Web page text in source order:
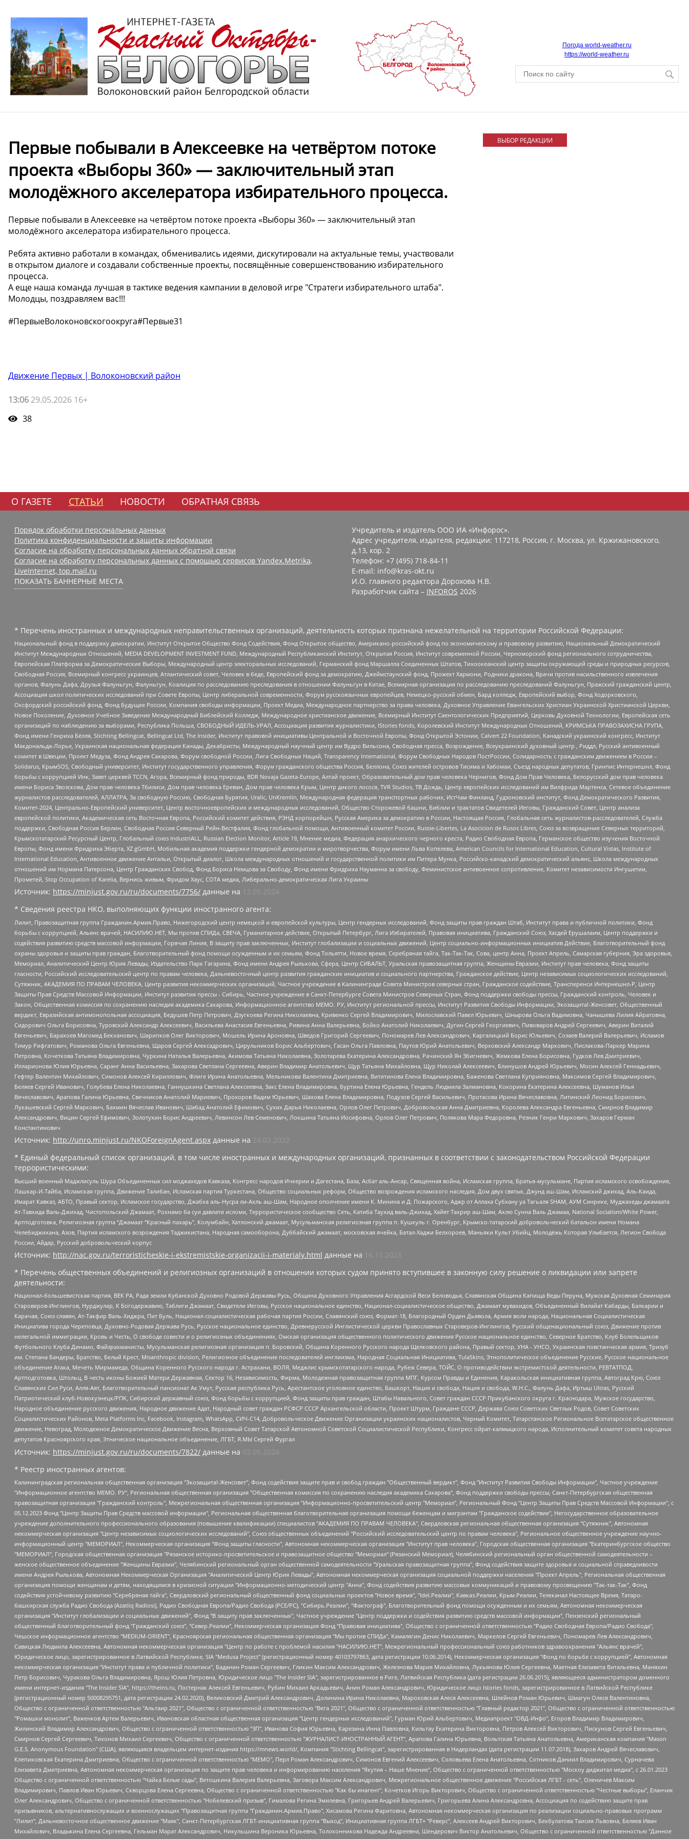
Погода world-weather.ru
https://world-weather.ru
Первые побывали в Алексеевке на четвёртом потоке
проекта «Выборы 360» — заключительный этап
молодёжного акселератора избирательного процесса.
Первые побывали в Алексеевке на четвёртом потоке проекта «Выборы 360» — заключительный этап
молодёжного акселератора избирательного процесса.
Ребята активно работали в командах, обменивались идеями, дискутировали на актуальные темы, участвовали
в открытом диалоге и создавали собственные проекты, посвящённые совершенствованию избирательного
процесса.
А еще наша команда лучшая в тактике ведения кампании в деловой игре "Стратеги избирательного штаба".
Молодцы, поздравляем вас!!!
#ПервыеВолоконовскогоокруга#Первые31
Движение Первых | Волоконовский район
13:06 29.05.2026 16+
38
ВЫБОР РЕДАКЦИИ
О ГАЗЕТЕ СТАТЬИ НОВОСТИ ОБРАТНАЯ СВЯЗЬ
Порядок обработки персональных данных
Политика конфиденциальности и защиты информации
Согласие на обработку персональных данных обратной связи
Согласие на обработку персональных данных с помощью сервисов Yandex.Metrika,
LiveInternet, top.mail.ru
ПОКАЗАТЬ БАННЕРНЫЕ МЕСТА
Учредитель и издатель ООО ИА «Инфорос».
Адрес учредителя, издателя, редакции: 117218, Россия, г. Москва, ул. Кржижановского,
д.13, кор. 2
Телефон: +7 (495) 718-84-11
E-mail: info@kras-okt.ru
И.О. главного редактора Дорохова Н.В.
Разработчик сайта – INFOROS 2026
* Перечень иностранных и международных неправительственных организаций, деятельность которых признана нежелательной на территории Российской Федерации:
Национальный фонд в поддержку демократии, Институт Открытое Общество Фонд Содействия, Фонд Открытое общество, Американо-российский фонд по экономическому и правовому развитию, Национальный Демократический
Институт Международных Отношений, MEDIA DEVELOPMENT INVESTMENT FUND, Международный Республиканский Институт, Открытая Россия, Институт современной России, Черноморский фонд регионального сотрудничества,
Европейская Платформа за Демократические Выборы, Международный центр электоральных исследований, Германский фонд Маршалла Соединенных Штатов, Тихоокеанский центр защиты окружающей среды и природных ресурсов,
Свободная Россия, Всемирный конгресс украинцев, Атлантический совет, Человек в беде, Европейский фонд за демократию, Джеймстаунский фонд, Прожект Хармони, Родники дракона, Врачи против насильственного извлечения
органов, Фалунь Дафа, Друзья Фалуньгун, Фалуньгун, Коалиция по расследованию преследования в отношении Фалуньгун в Китае, Всемирная организация по расследованию преследований Фалуньгун, Пражский гражданский центр,
Ассоциация школ политических исследований при Совете Европы, Центр либеральной современности, Форум русскоязычных европейцев, Немецко-русский обмен, Бард колледж, Европейский выбор, Фонд Ходорковского,
Оксфордский российский фонд, Фонд Будущее России, Компания свободы информации, Проект Медиа, Международное партнерство за права человека, Духовное Управление Евангельских Христиан Украинской Христианской Церкви,
Новое Поколение, Духовное Учебное Заведение Международный Библейский Колледж, Международное христианское движение, Всемирный Институт Саентологических Предприятий, Церковь Духовной Технологии, Европейская сеть
организаций по наблюдению за выборами, Республика Польша, СВОБОДНЫЙ ИДЕЛЬ-УРАЛ, Ассоциация развития журналистики, IStories fonds, Королевский Институт Международных Отношений, КРИМСЬКА ПРАВОЗАХИСНА ГРУПА,
Фонд имени Генриха Бёлля, Stichting Bellingcat, Bellingcat Ltd, The Insider, Институт правовой инициативы Центральной и Восточной Европы, Фонд Открытой Эстонии, Calvert 22 Foundation, Канадский украинский конгресс, Институт
Макдональда-Лорье, Украинская национальная федерация Канады, Декабристы, Международный научный центр им Вудро Вильсона, Свободная пресса, Возрождение, Всеукраинский духовный центр , Риддл, Русский антивоенный
комитет в Швеции, Проект Медуза, Фонд Андрея Сахарова, Форум свободной России, Лига Свободных Наций, Transparеncy International, Форум Свободных Народов ПостРоссии, Солидарность с гражданским движением в России –
Solidarus, КрымSOS, Свободный университет, Институт государственного управления, Форум гражданского общества Россия, Беллона, Союз жителей островов Тисима и Хабомаи, Съезд народных депутатов, Гринпис Интернешнл, Фонд
борьбы с коррупцией Инк, Завет церквей TCCN, Агора, Всемирный фонд природы, BDR Novaja Gazeta-Europe, Алтай проект, Образовательный дом прав человека Чернигов, Фонд Дом Прав Человека, Белорусский дом прав человека
имени Бориса Звозскова, Дом прав человека Тбилиси, Дом прав человека Ереван, Дом прав человека Крым, Центр дикого лосося, TVR Studios, ТВ Дождь, Центр европейских исследований им Вилфрида Мартенса, Сетевое объединение
журналистов расследователей, АЛЛАТРА, За свободную Россию, Свободная Бурятия, Uralic, UnKremlin, Международная федерация транспортных рабочих, ИстЧам Финланд, Гудзоновский институт, Фонд Демократического Развития,
Комитет-2024, Центрально-Европейский университет, Центр восточноевропейских и международных исследований, Общество Сторожевой башни, Библии и трактатов Свидетелей Иеговы, Гражданский Совет, Центр анализа
европейской политики, Академическая сеть Восточная Европа, Российский комитет действия, РЭНД корпорейшн, Русская Америка за демократию в России, Настоящая Россия, Глобальная сеть журналистов-расследователей, Служба
поддержки, Свободная Россия Берлин, Свободная Россия Северный Рейн-Вестфалия, Фонд глобальной помощи, Антивоенный комитет России, Russie-Libertes, La Asocicion de Rusos Libres, Союз за возвращение Северных территорий,
Крымскотатарский Ресурсный Центр, Глобальный союз IndustriALL, Russian Election Monitor, Article 19, Мнение медиа, Федерация анархического черного креста, Радио Свободная Европа, Германское общество изучения Восточной
Европы, Фонд имени Фридриха Эберта, XZ gGmbH, Мобильная академия поддержки гендерной демократии и миротворчества, Форум имени Льва Копелева, American Councils for International Education, Cultural Vistas, Institute of
International Education, Антивоенное движение Антальи, Открытый диалог, Школа международных отношений и государственной политики им Питера Мунка, Российско-канадский демократический альянс, Школа международных
отношений им Нормана Патерсона, Центр Гражданских Свобод, Фонд Бориса Немцова за Свободу, Фонд имени Фридриха Науманна за свободу, Феминистское антивоенное сопротивление, Комитет независимости Ингушетии,
Прометей, Stop Occupation of Karelia, Вернись живым, Фридом Хаус, СОТА медиа, Либерально-демократическая Лига Украины
Источник: https://minjust.gov.ru/ru/documents/7756/ данные на
13.05.2024
* Сведения реестра НКО, выполняющих функции иностранного агента:
Лилит, Правозащитная группа Гражданин.Армия.Право, Нижегородский центр немецкой и европейской культуры, Центр гендерных исследований, Фонд защиты прав граждан Штаб, Институт права и публичной политики, Фонд
борьбы с коррупцией, Альянс врачей, НАСИЛИЮ.НЕТ, Мы против СПИДа, СВЕЧА, Гуманитарное действие, Открытый Петербург, Лига Избирателей, Правовая инициатива, Гражданский Союз, Хасдей Ерушалаим, Центр поддержки и
содействия развитию средств массовой информации, Горячая Линия, В защиту прав заключенных, Институт глобализации и социальных движений, Центр социально-информационных инициатив Действие, Благотворительный фонд
охраны здоровья и защиты прав граждан, Благотворительный фонд помощи осужденным и их семьям, Фонд Тольятти, Новое время, Серебряная тайга, Так-Так-Так, Сова, центр Анна, Проект Апрель, Самарская губерния, Эра здоровья,
Мемориал, Аналитический Центр Юрия Левады, Издательство Парк Гагарина, Фонд имени Андрея Рылькова, Сфера, Центр СИБАЛЬТ, Уральская правозащитная группа, Женщины Евразии, Институт прав человека, Фонд защиты
гласности, Российский исследовательский центр по правам человека, Дальневосточный центр развития гражданских инициатив и социального партнерства, Гражданское действие, Центр независимых социологических исследований,
Сутяжник, АКАДЕМИЯ ПО ПРАВАМ ЧЕЛОВЕКА, Центр развития некоммерческих организаций, Частное учреждение в Калининграде Совета Министров северных стран, Гражданское содействие, Трансперенси Интернешнл-Р, Центр
Защиты Прав Средств Массовой Информации, Институт развития прессы - Сибирь, Частное учреждение в Санкт-Петербурге Совета Министров Северных Стран, Фонд поддержки свободы прессы, Гражданский контроль, Человек и
Закон, Общественная комиссия по сохранению наследия академика Сахарова, Информационное агентство МЕМО. РУ, Институт региональной прессы, Институт Развития Свободы Информации, Экозащита!-Женсовет, Общественный
вердикт, Евразийская антимонопольная ассоциация, Бедушев Петр Петрович, Дзугкоева Регина Николаевна, Кривенко Сергей Владимирович, Милославский Павел Юрьевич, Шнырова Ольга Вадимовна, Чанышева Лилия Айратовна,
Сидорович Ольга Борисовна, Туровский Александр Алексеевич, Васильева Анастасия Евгеньевна, Ривина Анна Валерьевна, Бойко Анатолий Николаевич, Дугин Сергей Георгиевич, Пивоваров Андрей Сергеевич, Аверин Виталий
Евгеньевич, Барахоев Магомед Бекханович, Шарипков Олег Викторович, Мошель Ирина Ароновна, Шведов Григорий Сергеевич, Пономарев Лев Александрович, Каргалицкий Борис Юльевич, Созаев Валерий Валерьевич, Исламов
Тимур Рифгатович, Романова Ольга Евгеньевна, Щаров Сергей Алексадрович, Цирульников Борис Альбертович, Гасан Ольга Павловна, Паутов Юрий Анатольевич, Верховский Александр Маркович, Пислакова-Паркер Марина
Петровна, Кочеткова Татьяна Владимировна, Чуркина Наталья Валерьевна, Акимова Татьяна Николаевна, Золотарева Екатерина Александровна, Рачинский Ян Збигневич, Жемкова Елена Борисовна, Гудков Лев Дмитриевич,
Илларионова Юлия Юрьевна, Саранг Анна Васильевна, Захарова Светлана Сергеевна, Аверин Владимир Анатольевич, Щур Татьяна Михайловна, Щур Николай Алексеевич, Блинушов Андрей Юрьевич, Мосин Алексей Геннадьевич,
Гефтер Валентин Михайлович, Симонов Алексей Кириллович, Флиге Ирина Анатольевна, Мельникова Валентина Дмитриевна, Вититинова Елена Владимировна, Баженова Светлана Куприяновна, Максимов Сергей Владимирович,
Беляев Сергей Иванович, Голубева Елена Николаевна, Ганнушкина Светлана Алексеевна, Закс Елена Владимировна, Буртина Елена Юрьевна, Гендель Людмила Залмановна, Кокорина Екатерина Алексеевна, Шуманов Илья
Вячеславович, Арапова Галина Юрьевна, Свечников Анатолий Мариевич, Прохоров Вадим Юрьевич, Шахова Елена Владимировна, Подузов Сергей Васильевич, Протасова Ирина Вячеславовна, Литинский Леонид Борисович,
Лукашевский Сергей Маркович, Бахмин Вячеслав Иванович, Шабад Анатолий Ефимович, Сухих Дарья Николаевна, Орлов Олег Петрович, Добровольская Анна Дмитриевна, Королева Александра Евгеньевна, Смирнов Владимир
Александрович, Вицин Сергей Ефимович, Золотухин Борис Андреевич, Левинсон Лев Семенович, Локшина Татьяна Иосифовна, Орлов Олег Петрович, Полякова Мара Федоровна, Резник Генри Маркович, Захаров Герман
Константинович
Источник: http://unro.minjust.ru/NKOForeignAgent.aspx данные на 24.03.2022
* Единый федеральный список организаций, в том числе иностранных и международных организаций, признанных в соответствии с законодательством Российской Федерации
террористическими:
Высший военный Маджлисуль Шура Объединенных сил моджахедов Кавказа, Конгресс народов Ичкерии и Дагестана, База, Асбат аль-Ансар, Священная война, Исламская группа, Братья-мусульмане, Партия исламского освобождения,
Лашкар-И-Тайба, Исламская группа, Движение Талибан, Исламская партия Туркестана, Общество социальных реформ, Общество возрождения исламского наследия, Дом двух святых, Джунд аш-Шам, Исламский джихад, Аль-Каида,
Имарат Кавказ, АБТО, Правый сектор, Исламское государство, Джабха аль-Нусра ли-Ахль аш-Шам, Народное ополчение имени К. Минина и Д. Пожарского, Аджр от Аллаха Субхану уа Тагьаля SHAM, АУМ Синрике, Муджахеды джамаата
Ат-Тавхида Валь-Джихад, Чистопольский Джамаат, Рохнамо ба суи давлати исломи, Террористическое сообщество Сеть, Катиба Таухид валь-Джихад, Хайят Тахрир аш-Шам, Ахлю Сунна Валь Джамаа, National Socialism/White Power,
Артподготовка, Религиозная группа “Джамаат “Красный пахарь”, Колумбайн, Хатлонский джамаат, Мусульманская религиозная группа п. Кушкуль г. Оренбург, Крымско-татарский добровольческий батальон имени Номана
Челебиджихана, Азов, Партия исламского возрождения Таджикистана, Народная самооборона, Дуббайский джамаат, московская ячейка, Батал-Хаджи Белхороев, Маньяки Культ Убийц, Молодёжь Которая Улыбается, Легион Свобода
России, Айдар, Русский добровольческий корпус
Источник: http://nac.gov.ru/terroristicheskie-i-ekstremistskie-organizacii-i-materialy.html данные на
16.11.2023
* Перечень общественных объединений и религиозных организаций в отношении которых судом принято вступившее в законную силу решение о ликвидации или запрете
деятельности:
Национал-большевистская партия, ВЕК РА, Рада земли Кубанской Духовно Родовой Державы Русь, Община Духовного Управления Асгардской Веси Беловодья, Славянская Община Капища Веды Перуна, Мужская Духовная Семинария
Староверов-Инглингов, Нурджулар, К Богодержавию, Таблиги Джамаат, Свидетели Иеговы, Русское национальное единство, Национал-социалистическое общество, Джамаат мувахидов, Объединенный Вилайат Кабарды, Балкарии и
Карачая, Союз славян, Ат-Такфир Валь-Хиджра, Пит Буль, Национал-социалистическая рабочая партия России, Славянский союз, Формат-18, Благородный Орден Дьявола, Армия воли народа, Национальная Социалистическая
Инициатива города Череповца, Духовно-Родовая Держава Русь, Русское национальное единство, Древнерусской Инглистической церкви Православных Староверов-Инглингов, Русский общенациональный союз, Движение против
нелегальной иммиграции, Кровь и Честь, О свободе совести и о религиозных объединениях, Омская организация общественного политического движения Русское национальное единство, Северное Братство, Клуб Болельщиков
Футбольного Клуба Динамо, Файзрахманисты, Мусульманская религиозная организация п. Боровский, Община Коренного Русского народа Щелковского района, Правый сектор, УНА - УНСО, Украинская повстанческая армия, Тризуб
им. Степана Бандеры, Братство, Белый Крест, Misanthropic division, Религиозное объединение последователей инглиизма, Народная Социальная Инициатива, TulaSkins, Этнополитическое объединение Русские, Русское национальное
объединение Атака, Мечеть Мирмамеда, Община Коренного Русского народа г. Астрахани, ВОЛЯ, Меджлис крымскотатарского народа, Рубеж Севера, ТОЙС, О противодействии экстремистской деятельности, РЕВТАТПОД,
Артподготовка, Штольц, В честь иконы Божией Матери Державная, Сектор 16, Независимость, Фирма, Молодежная правозащитная группа МПГ, Курсом Правды и Единения, Каракольская инициативная группа, Автоград Крю, Союз
Славянских Сил Руси, Алля-Аят, Благотворительный пансионат Ак Умут, Русская республика Русь, Арестантское уголовное единство, Башкорт, Нация и свобода, Нация и свобода, W.H.С., Фалунь Дафа, Иртыш Ultras, Русский
Патриотический клуб-Новокузнецк/РПК, Сибирский державный союз, Фонд борьбы с коррупцией, Фонд защиты прав граждан, Штабы Навального, Совет граждан СССР Прикубанского округа г. Краснодара, Мужское государство,
Народное объединение русского движения, Народное движение Адат, Народный совет граждан РСФСР СССР Архангельской области, Проект Штурм, Граждане СССР, Держава Союз Советских Светлых Родов, Совет Советских
Социалистических Районов, Meta Platforms Inc, Facebook, Instagram, WhatsApp, СИЧ-С14, Добровольческое Движение Организации украинских националистов, Черный Комитет, Татарстанское Региональное Всетатарское общественное
движение, Невоград, Молодежное Демократическое Движение Весна, Верховный Совет Татарской Автономной Советской Социалистической Республики, Конгресс ойрат-калмыцкого народа, Исполнительный комитет совета народных
депутатов Красноярского края, Этническое национальное объединение, ЛГБТ, Я.МЫ Сергей Фургал
Источник: https://minjust.gov.ru/ru/documents/7822/ данные на 03.05.2024
* Реестр иностранных агентов:
Калининградская региональная общественная организация "Экозащита!-Женсовет", Фонд содействия защите прав и свобод граждан "Общественный вердикт", Фонд "Институт Развития Свободы Информации", Частное учреждение "Информационное агентство МЕМО. РУ", Региональная общественная организация "Общественная комиссия по сохранению наследия академика Сахарова", Фонд поддержки свободы прессы, Санкт-Петербургская общественная правозащитная организация "Гражданский контроль", Межрегиональная общественная организация "Информационно-просветительский центр "Мемориал", Региональный Фонд "Центр Защиты Прав Средств Массовой Информации", с 05.12.2023 Фонд "Центр Защиты Прав Средств массовой информации", Региональная общественная благотворительная организация помощи беженцам и мигрантам "Гражданское содействие", Негосударственное образовательное учреждение дополнительного профессионального образования (повышение квалификации) специалистов "АКАДЕМИЯ ПО ПРАВАМ ЧЕЛОВЕКА", Свердловская региональная общественная организация "Сутяжник", Автономная некоммерческая организация "Центр независимых социологических исследований", Союз общественных объединений "Российский исследовательский центр по правам человека", Региональное общественное учреждение научно-информационный центр "МЕМОРИАЛ", Некоммерческая организация "Фонд защиты гласности", Автономная некоммерческая организация "Институт прав человека", Городская общественная организация "Екатеринбургское общество "МЕМОРИАЛ", Городская общественная организация "Рязанское историко-просветительское и правозащитное общество "Мемориал" (Рязанский Мемориал), Челябинский региональный орган общественной самодеятельности – женское общественное объединение "Женщины Евразии", Челябинский региональный орган общественной самодеятельности "Уральская правозащитная группа", Фонд содействия защите здоровья и социальной справедливости имени Андрея Рылькова, Автономная Некоммерческая Организация "Аналитический Центр Юрия Левады", Автономная некоммерческая организация социальной поддержки населения "Проект Апрель", Региональная общественная организация помощи женщинам и детям, находящимся в кризисной ситуации "Информационно-методический центр "Анна", Фонд содействия развитию массовых коммуникаций и правовому просвещению "Так-так-Так", Фонд содействия устойчивому развитию "Серебряная тайга", Свердловский региональный общественный фонд социальных проектов "Новое время", "Idel.Реалии", Кавказ.Реалии, Крым.Реалии, Телеканал Настоящее Время, Татаро-башкирская служба Радио Свобода (Azatliq Radiosi), Радио Свободная Европа/Радио Свобода (PCE/PC), "Сибирь.Реалии", "Фактограф", Благотворительный фонд помощи осужденным и их семьям, Автономная некоммерческая организация "Институт глобализации и социальных движений", Фонд "В защиту прав заключенных", Частное учреждение "Центр поддержки и содействия развитию средств массовой информации", Пензенский региональный общественный благотворительный фонд "Гражданский союз", "Север.Реалии", Некоммерческая организация Фонд "Правовая инициатива", Общество с ограниченной ответственностью "Радио Свободная Европа/Радио Свобода", Чешское информационное агентство "MEDIUM-ORIENT", Красноярская региональная общественная организация "Мы против СПИДа", Камалягин Денис Николаевич, Маркелов Сергей Евгеньевич, Пономарев Лев Александрович, Савицкая Людмила Алексеевна, Автономная некоммерческая организация "Центр по работе с проблемой насилия "НАСИЛИЮ.НЕТ", Межрегиональный профессиональный союз работников здравоохранения "Альянс врачей", Юридическое лицо, зарегистрированное в Латвийской Республике, SIA "Medusa Project" (регистрационный номер 40103797863, дата регистрации 10.06.2014), Некоммерческая организация "Фонд по борьбе с коррупцией", Автономная некоммерческая организация "Институт права и публичной политики", Баданин Роман Сергеевич, Гликин Максим Александрович, Железнова Мария Михайловна, Лукьянова Юлия Сергеевна, Маетная Елизавета Витальевна, Маняхин Петр Борисович, Чуракова Ольга Владимировна, Ярош Юлия Петровна, Юридическое лицо "The Insider SIA", зарегистрированное в Риге, Латвийская Республика (дата регистрации 26.06.2015), являющееся администратором доменного имени интернет-издания "The Insider SIA", https://theins.ru, Постернак Алексей Евгеньевич, Рубин Михаил Аркадьевич, Анин Роман Александрович, Юридическое лицо Istories fonds, зарегистрированное в Латвийской Республике (регистрационный номер 50008295751, дата регистрации 24.02.2020), Великовский Дмитрий Александрович, Долинина Ирина Николаевна, Мароховская Алеся Алексеевна, Шлейнов Роман Юрьевич, Шмагун Олеся Валентиновна, Общество с ограниченной ответственностью "Альтаир 2021", Общество с ограниченной ответственностью "Вега 2021", Общество с ограниченной ответственностью "Главный редактор 2021", Общество с ограниченной ответственностью "Ромашки монолит", Важенков Артем Валерьевич, Ивановская областная общественная организация "Центр гендерных исследований", Гурман Юрий Альбертович, Медиапроект "ОВД-Инфо", Егоров Владимир Владимирович, Жилинский Владимир Александрович, Общество с ограниченной ответственностью "ЗП", Иванова София Юрьевна, Карезина Инна Павловна, Кильтау Екатерина Викторовна, Петров Алексей Викторович, Пискунов Сергей Евгеньевич, Смирнов Сергей Сергеевич, Тихонов Михаил Сергеевич, Общество с ограниченной ответственностью "ЖУРНАЛИСТ-ИНОСТРАННЫЙ АГЕНТ", Арапова Галина Юрьевна, Вольтская Татьяна Анатольевна, Американская компания "Mason G.E.S. Anonymous Foundation" (США), являющаяся владельцем интернет-издания https://mnews.world/, Компания "Stichting Bellingcat", зарегистрированная в Нидерландах (дата регистрации 11.07.2018), Захаров Андрей Вячеславович, Клепиковская Екатерина Дмитриевна, Общество с ограниченной ответственностью "МЕМО", Перл Роман Александрович, Симонов Евгений Алексеевич, Соловьева Елена Анатольевна, Сотников Даниил Владимирович, Сурначева Елизавета Дмитриевна, Автономная некоммерческая организация по защите прав человека и информированию населения "Якутия – Наше Мнение", Общество с ограниченной ответственностью "Москоу диджитал медиа", с 26.01.2023 Общество с ограниченной ответственностью "Чайка Белые сады", Ветошкина Валерия Валерьевна, Заговора Максим Александрович, Межрегиональное общественное движение "Российская ЛГБТ - сеть", Оленичев Максим Владимирович, Павлов Иван Юрьевич, Скворцова Елена Сергеевна, Общество с ограниченной ответственностью "Как бы инагент", Кочетков Игорь Викторович, Общество с ограниченной ответственностью "Честные выборы", Еланчик Олег Александрович, Общество с ограниченной ответственностью "Нобелевский призыв", Гималова Регина Эмилевна, Григорьев Андрей Валерьевич, Григорьева Алина Александровна, Ассоциация по содействию защите прав призывников, альтернативнослужащих и военнослужащих "Правозащитная группа "Гражданин.Армия.Право", Хисамова Регина Фаритовна, Автономная некоммерческая организация по реализации социально-правовых программ "Лилит", Дальневосточное общественное движение "Маяк", Санкт-Петербургская ЛГБТ-инициативная группа "Выход", Инициативная группа ЛГБТ+ "Реверс", Алексеев Андрей Викторович, Бекбулатова Таисия Львовна, Беляев Иван Михайлович, Владыкина Елена Сергеевна, Гельман Марат Александрович, Никульшина Вероника Юрьевна, Толоконникова Надежда Андреевна, Шендерович Виктор Анатольевич, Общество с ограниченной ответственностью "Данное сообщение", Общество с ограниченной ответственностью Издательский дом "Новая глава", Айнбиндер Александра Александровна, Московский комьюнити-центр для ЛГБТ+инициатив, Благотворительный фонд развития филантропии, Deutsche Welle (Германия, Kurt-Schumacher-Strasse 3, 53113 Bonn), Борзунова Мария Михайловна, Воробьев Виктор Викторович, Голубева Анна Львовна, Константинова Алла Михайловна, Малкова Ирина Владимировна, Мурадов Мурад Абдулгалимович, Осетинская Елизавета Николаевна, Понасенков Евгений Николаевич, Ганапольский Матвей Юрьевич, Киселев Евгений Алексеевич, Борухович Ирина Григорьевна, Дремин Иван Тимофеевич, Дубровский Дмитрий Викторович, Красноярская региональная общественная организация поддержки и развития альтернативных образовательных технологий и межкультурных коммуникаций "ИНТЕРРА", Маяковская Екатерина Алексеевна, Фейгин Марк Захарович, Филимонов Андрей Викторович, Дзугкоева Регина Николаевна, Доброхотов Роман Александрович, Дудь Юрий Александрович, Елкин Сергей Владимирович, Кругликов Кирилл Игоревич, Сабунаева Мария Леонидовна, Семенов Алексей Владимирович, Шаинян Карен Багратович, Шульман Екатерина Михайловна, Асафьев Артур Валерьевич, Вахштайн Виктор Семенович, Венедиктов Алексей Алексеевич, Лушникова Екатерина Евгеньевна, Волков Леонид Михайлович, Невзоров Александр Глебович, Пархоменко Сергей Борисович, Сироткин Ярослав Николаевич, Кара-Мурза Владимир Владимирович, Баранова Наталья Владимировна, Гозман Леонид Яковлевич, Кагарлицкий Борис Юльевич, Климарев Михаил Валерьевич, Милов Владимир Станиславович, Автономная некоммерческая организация Краснодарский центр современного искусства "Типография", Моргенштерн Алишер Тагирович, Соболь Любовь Эдуардовна, Общество с ограниченной ответственностью "ЛИЗА НОРМ", Каспаров Гарри Кимович, Ходорковский Михаил Борисович, Общество с ограниченной ответственностью "Апрельские тезисы", Данилович Ирина Брониславовна, Кашин Олег Владимирович, Петров Николай Владимирович, Пивоваров Алексей Владимирович, Соколов Михаил Владимирович, Цветкова Юлия Владимировна, Чичваркин Евгений Александрович, Комитет против пыток/Команда против пыток, Общество с ограниченной ответственностью "Первый научный", Общество с ограниченной ответственностью "Вертолет и ко", Белоцерковская Вероника Борисовна, Кац Максим Евгеньевич, Лазарева Татьяна Юрьевна, Шаведдинов Руслан Табризович, Яшин Илья Валерьевич, Общество с ограниченной ответственностью "Иноагент ААВ", Алешковский Дмитрий Петрович, Альбац Евгения Марковна, Быков Дмитрий Львович, Галямина Юлия Евгеньевна, Лойко Сергей Леонидович, Мартынов Кирилл Константинович, Медведев Сергей Александрович, Крашенинников Федор Геннадиевич, Гордеева Катерина Вл